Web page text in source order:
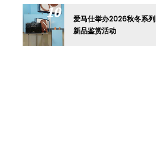
爱马仕举办2026秋冬系列
新品鉴赏活动